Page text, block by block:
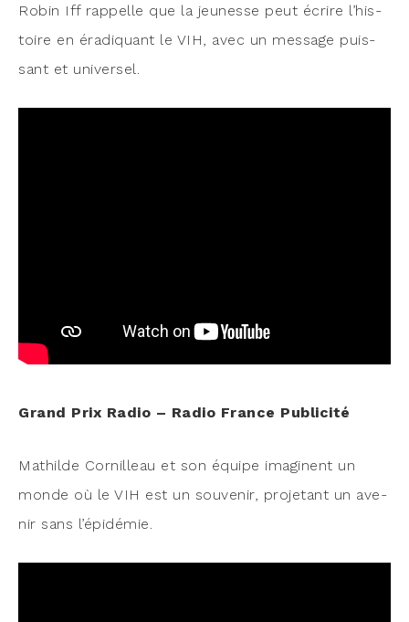
Robin Iff rap­pelle que la jeu­nesse peut écrire l’his­
toire en éra­di­quant le VIH, avec un mes­sage puis­
sant et universel.
Grand Prix Radio – Radio France Publicité
Mathilde Cor­nilleau et son équipe ima­ginent un
monde où le VIH est un sou­ve­nir, pro­je­tant un ave­
nir sans l’épidémie.